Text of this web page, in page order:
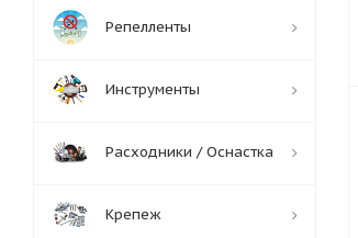
Репелленты
Инструменты
Расходники / Оснастка
Крепеж